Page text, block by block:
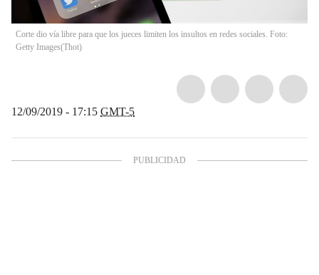
Corte dio vía libre para que los jueces limiten los insultos en redes sociales. Foto:
Getty Images(Thot)
12/09/2019 - 17:15 GMT-5